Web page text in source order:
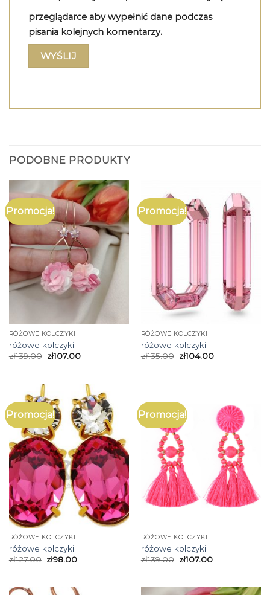
przeglądarce aby wypełnić dane podczas
pisania kolejnych komentarzy.
PODOBNE PRODUKTY
Promocja!
RÓŻOWE KOLCZYKI
różowe kolczyki
zł139.00 zł107.00
Promocja!
RÓŻOWE KOLCZYKI
różowe kolczyki
zł135.00 zł104.00
Promocja!
RÓŻOWE KOLCZYKI
różowe kolczyki
zł127.00 zł98.00
Promocja!
RÓŻOWE KOLCZYKI
różowe kolczyki
zł139.00 zł107.00